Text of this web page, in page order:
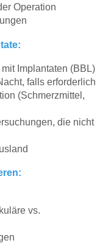
Operation
Implantaten (BBL)
falls erforderlich
(Schmerzmittel,
die nicht
vs.